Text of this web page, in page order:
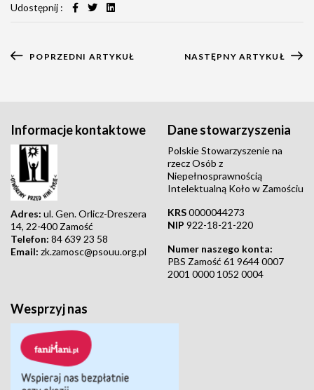
Udostępnij :
POPRZEDNI ARTYKUŁ NASTĘPNY ARTYKUŁ
Informacje kontaktowe
Adres: ul. Gen. Orlicz-Dreszera
14, 22-400 Zamość
Telefon: 84 639 23 58
Email: zk.zamosc@psouu.org.pl
Dane stowarzyszenia
Polskie Stowarzyszenie na
rzecz Osób z
Niepełnosprawnością
Intelektualną Koło w Zamościu
KRS0000044273
NIP 922-18-21-220
Numer naszego konta:
PBS Zamość 61 9644 0007
2001 0000 1052 0004
Wesprzyj nas